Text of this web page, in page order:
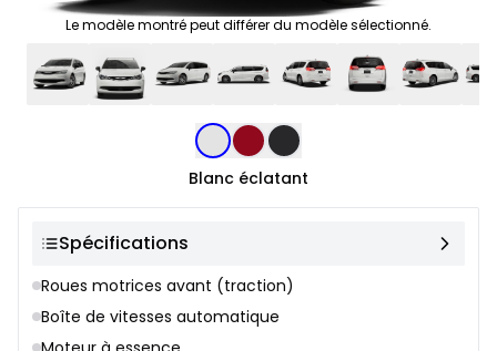
Le modèle montré peut différer du modèle sélectionné.
Blanc éclatant
Spécifications
Roues motrices avant (traction)
Boîte de vitesses automatique